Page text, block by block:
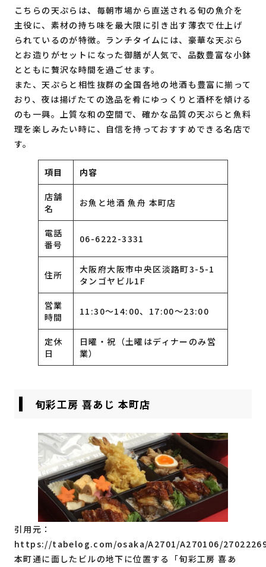
こちらの天ぷらは、毎朝市場から直送される旬の魚介を
主役に、素材の持ち味を最大限に引き出す薄衣で仕上げ
られているのが特徴。ランチタイムには、豪華な天ぷら
とお造りがセットになった御膳が人気で、品数豊富な小鉢
とともに贅沢な時間を過ごせます。
また、天ぷらと相性抜群の全国各地の地酒も豊富に揃って
おり、夜は揚げたての逸品を肴にゆっくりと酒杯を傾ける
のも一興。上質な和の空間で、確かな品質の天ぷらと魚料
理を楽しみたい時に、自信を持っておすすめできる名店で
す。
項目 内容
店舗
名
お魚と地酒 魚舟 本町店
電話
番号
06-6222-3331
住所
大阪府大阪市中央区淡路町3-5-1
タンゴヤビル1F
営業
時間
11:30～14:00、17:00～23:00
定休
日
日曜・祝（土曜はディナーのみ営
業）
旬彩工房 喜あじ 本町店
引用元：
https://tabelog.com/osaka/A2701/A270106/
本町通に面したビルの地下に位置する「旬彩工房 喜あ